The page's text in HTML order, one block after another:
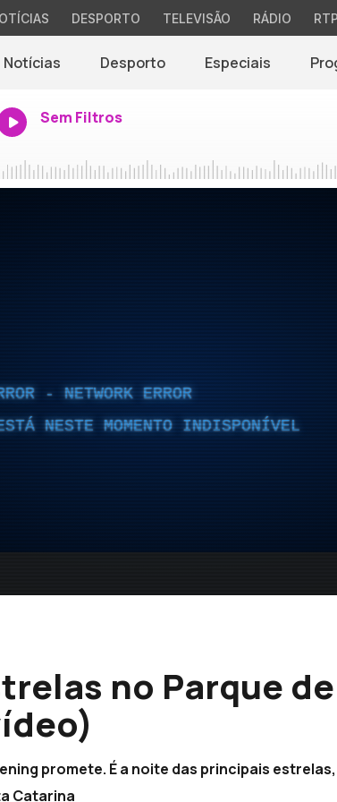
DESPORTO TELEVISÃO RÁDIO
Notícias Desporto Especiais
Sem Filtros
- NETWORK ERROR
NESTE MOMENTO INDISPONÍVEL
no Parque
promete. É a noite das principais
Catarina